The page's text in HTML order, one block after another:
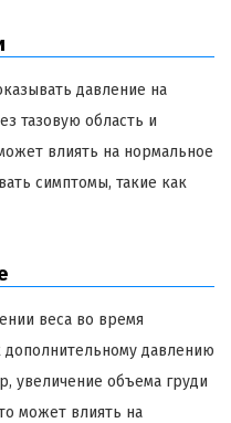
давление на
тазовую область и
влиять на нормальное
симптомы, такие как
веса во время
давлению
увеличение объема груди
может влиять на